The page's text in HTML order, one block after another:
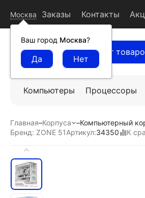
Москва
Ваш город Москва?
Заказы Контакты
Каталог
Компьютеры Процессоры
Главная–Корпуса –Компьютерный
Бренд: ZONE 51Артикул:34350 К